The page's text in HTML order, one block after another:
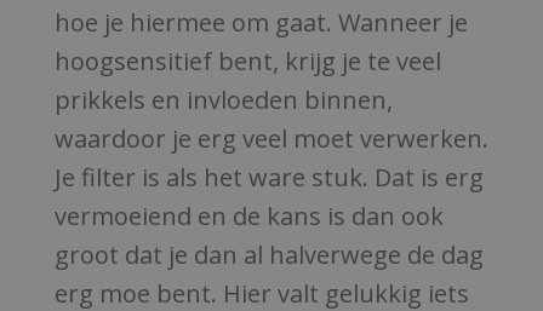
hoe je hiermee om gaat. Wanneer je
hoogsensitief bent, krijg je te veel
prikkels en invloeden binnen,
waardoor je erg veel moet verwerken.
Je filter is als het ware stuk. Dat is erg
vermoeiend en de kans is dan ook
groot dat je dan al halverwege de dag
erg moe bent. Hier valt gelukkig iets